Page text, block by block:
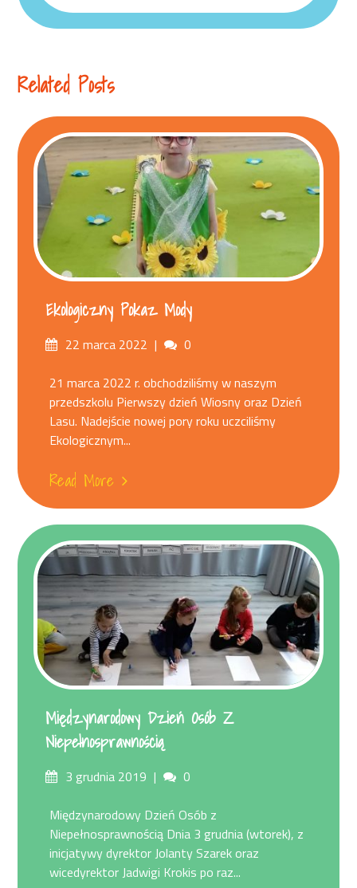
Related Posts
Ekologiczny Pokaz Mody
Posted22 marca 2022 Comments
0
21 marca 2022 r. obchodziliśmy w naszym
przedszkolu Pierwszy dzień Wiosny oraz Dzień
Lasu. Nadejście nowej pory roku uczciliśmy
Ekologicznym...
Read More
Międzynarodowy Dzień Osób Z
Niepełnosprawnością
Posted3 grudnia 2019 Comments
0
Międzynarodowy Dzień Osób z
Niepełnosprawnością Dnia 3 grudnia (wtorek), z
inicjatywy dyrektor Jolanty Szarek oraz
wicedyrektor Jadwigi Krokis po raz...